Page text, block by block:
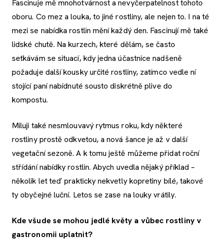
Fascinuje mě mnohotvárnost a nevyčerpatelnost tohoto
oboru. Co mez a louka, to jiné rostliny, ale nejen to. I na té
mezi se nabídka rostlin mění každý den. Fascinují mě také
lidské chutě. Na kurzech, které dělám, se často
setkávám se situací, kdy jedna účastnice nadšeně
požaduje další kousky určité rostliny, zatímco vedle ní
stojící paní nabídnuté sousto diskrétně plive do
kompostu.
Miluji také nesmlouvavý rytmus roku, kdy některé
rostliny prostě odkvetou, a nová šance je až v další
vegetační sezoně. A k tomu ještě můžeme přidat roční
střídání nabídky rostlin. Abych uvedla nějaký příklad –
několik let teď prakticky nekvetly kopretiny bílé, takové
ty obyčejné luční. Letos se zase na louky vrátily.
Kde všude se mohou jedlé květy a vůbec rostliny v
gastronomii uplatnit?